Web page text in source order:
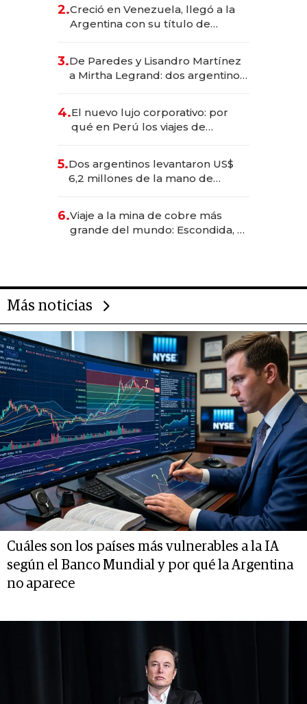
2.Creció en Venezuela, llegó a la
Argentina con su título de
las marcas "fast premium"
3.De Paredes y Lisandro Martínez
a Mirtha Legrand: dos argentinos
4.El nuevo lujo corporativo: por
qué en Perú los viajes de
para convertirse en experiencias
transformadoras
5.Dos argentinos levantaron US$
6,2 millones de la mano de
6.Viaje a la mina de cobre más
grande del mundo: Escondida, el
Más noticias
Cuáles son los países más vulnerables a la IA
según el Banco Mundial y por qué la Argentina
no aparece